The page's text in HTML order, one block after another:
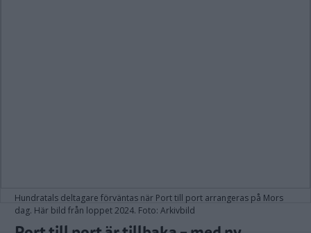
Hundratals deltagare förväntas när Port till port arrangeras på Mors
dag. Här bild från loppet 2024. Foto: Arkivbild